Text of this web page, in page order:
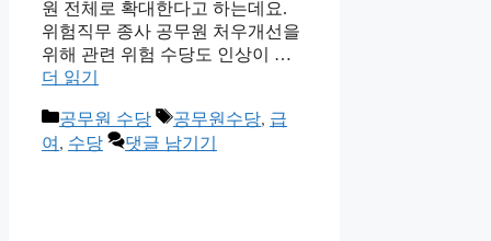
원 전체로 확대한다고 하는데요.
위험직무 종사 공무원 처우개선을
위해 관련 위험 수당도 인상이 …
더 읽기
카
테
공무원 수당
태
그
공무원수당, 급
여 , 수당 댓글 남기기